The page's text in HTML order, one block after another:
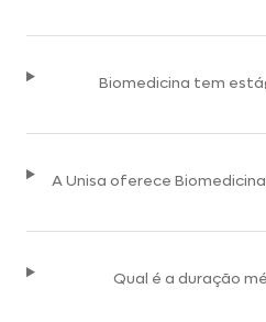
Biomedicina tem
A Unisa oferece
Qual é a duração